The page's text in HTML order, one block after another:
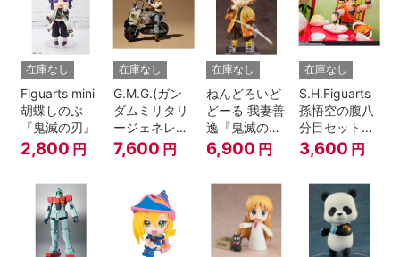
在庫なし
Figuarts mini
胡蝶しのぶ
『鬼滅の刃』
2,800 円
在庫なし
G.M.G.(ガン
ダムミリタリ
ージェネレー
ション） 機動
戦士ガンダム
地球連邦軍V-
SP09 一般兵
士＆連邦兵専
用バイク
7,600 円
在庫なし
ねんどろいど
どーる 我妻善
逸『鬼滅の
刃』
6,900 円
在庫なし
S.H.Figuarts
孫悟空の腹八
分目セット
『ドラゴンボ
ールZ』
3,600 円